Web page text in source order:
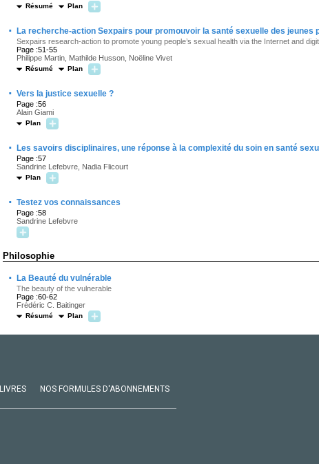
Résumé Plan
· La recherche-action Sexpairs pour promouvoir la santé sexuelle des jeunes
Sexpairs research-action to promote young people’s sexual health via the Internet and
Page :51-55
Philippe Martin, Mathilde Husson, Noëline Vivet
Résumé Plan
· Vers la justice sexuelle ?
Page :56
Alain Giami
Plan
· Les savoirs disciplinaires, une réponse à la complexité du soin en santé
Page :57
Sandrine Lefebvre, Nadia Flicourt
Plan
· Testez vos connaissances
Page :58
Sandrine Lefebvre
Philosophie
· La Beauté du vulnérable
The beauty of the vulnerable
Page :60-62
Frédéric C. Baitinger
Résumé Plan
LIVRES NOS FORMULES D'ABONNEMENTS